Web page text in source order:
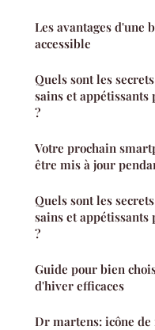
Les avantages d'une
accessible
Quels sont les
sains et appétissants
?
Votre prochain
être mis à jour
Quels sont les
sains et appétissants
?
Guide pour bien
d'hiver efficaces
Dr martens: icône de